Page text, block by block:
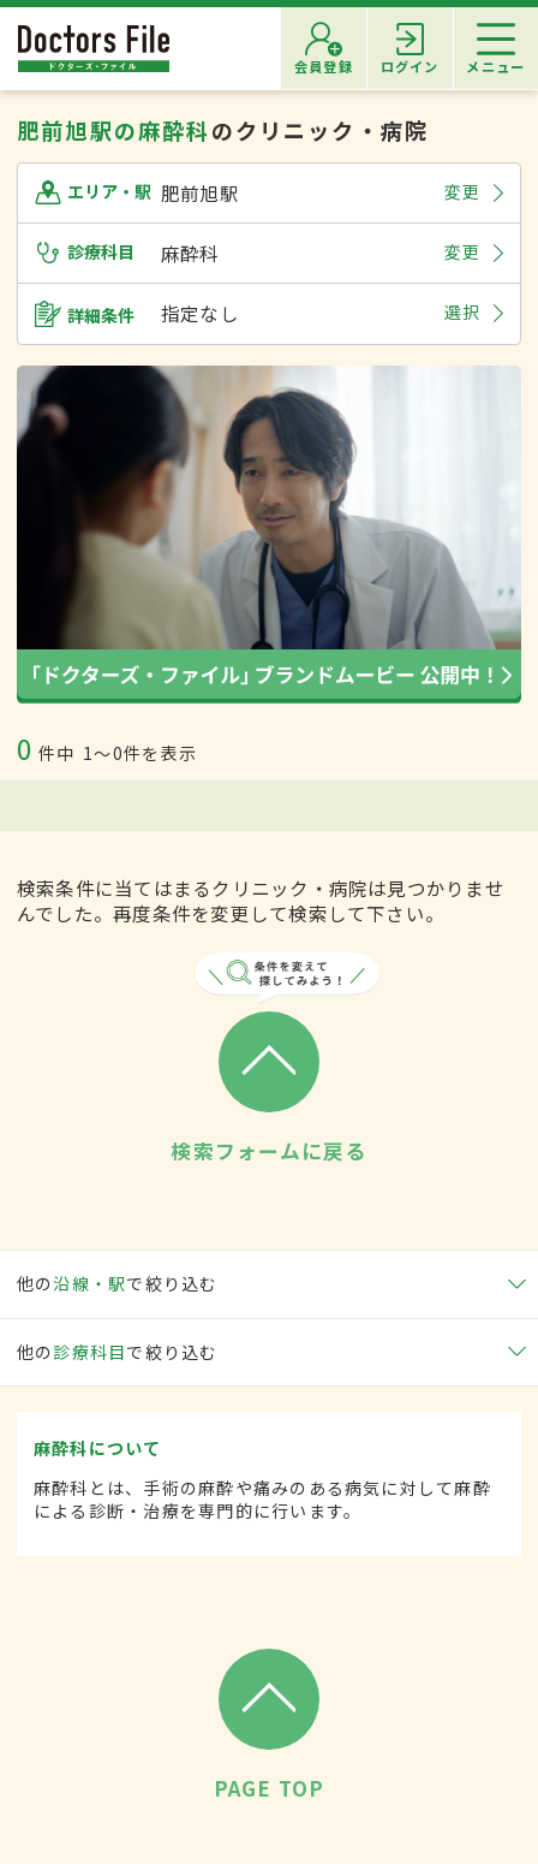
会員登録 ログイン メニュー
肥前旭駅の麻酔科のクリニック・病院
エリア・駅 肥前旭駅 変更
診療科目 麻酔科 変更
詳細条件 指定なし 選択
0 件中 1〜0件を表示
検索条件に当てはまるクリニック・病院は見つかりませ
んでした。再度条件を変更して検索して下さい。
検索フォームに戻る
他の沿線・駅で絞り込む
他の 診療科目で絞り込む
麻酔科について
麻酔科とは、手術の麻酔や痛みのある病気に対して麻酔
による診断・治療を専門的に行います。
PAGE TOP